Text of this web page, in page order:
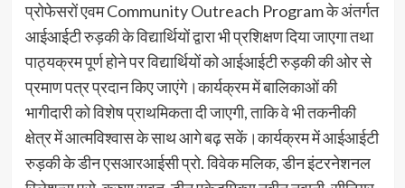
प्रोफेसरों एवम Community Outreach Program के अंतर्गत
आईआईटी रुड़की के विद्यार्थियों द्वारा भी प्रशिक्षण दिया जाएगा तथा
पाठ्यक्रम पूर्ण होने पर विद्यार्थियों को आईआईटी रुड़की की ओर से
प्रमाण पत्र प्रदान किए जाएंगे।कार्यक्रम में बालिकाओं की
भागीदारी को विशेष प्राथमिकता दी जाएगी, ताकि वे भी तकनीकी
क्षेत्र में आत्मविश्वास के साथ आगे बढ़ सकें।कार्यक्रम में आईआईटी
रुड़की के डीन एसआरआईसी प्रो. विवेक मलिक, डीन इंटरनेशनल